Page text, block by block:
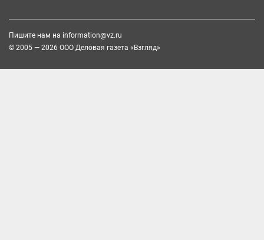
Пишите нам на information@vz.ru
© 2005 — 2026 ООО Деловая газета «Взгляд»